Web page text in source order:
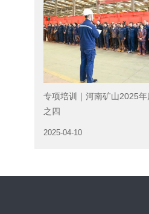
专项培训｜河南矿山2025
之四
2025-04-10